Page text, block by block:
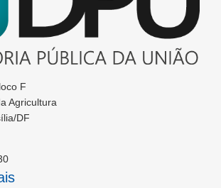
F
Agricultura
DF